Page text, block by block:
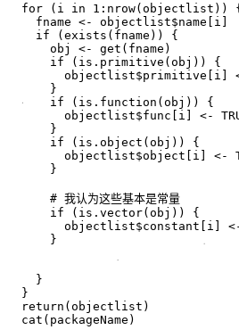
for (i in 1:nrow(objectlist))
    fname <- objectlist$name[i]
    if (exists(fname)) {
      obj <- get(fname)
      if (is.primitive(obj)) {
objectlist$primitive[i]
      }
      if (is.function(obj)) {
objectlist$func[i] <-
      }
      if (is.object(obj)) {
objectlist$object[i] <-
      }
      # 我认为这些基本是常量
      if (is.vector(obj)) {
objectlist$constant[i]
      }
    }
  }
  return(objectlist)
  cat(packageName)